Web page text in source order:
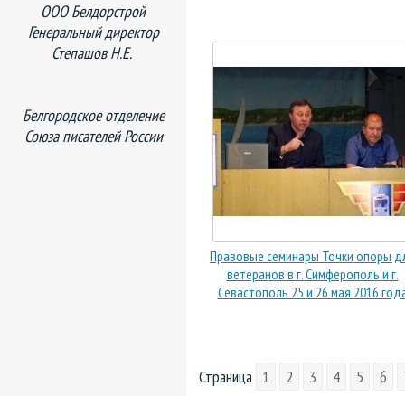
Правовые семинары Точки опоры
ветеранов в г. Симферополь и г.
Севастополь 25 и 26 мая 2016
Страница 1 2 3 4 5 6
ООО Белдорстрой
Генеральный директор
Степашов Н.Е.
Белгородское отделение
Союза писателей России